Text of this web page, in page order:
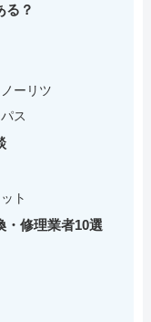
る？
ーリツ
ス
ト
・修理業者10選